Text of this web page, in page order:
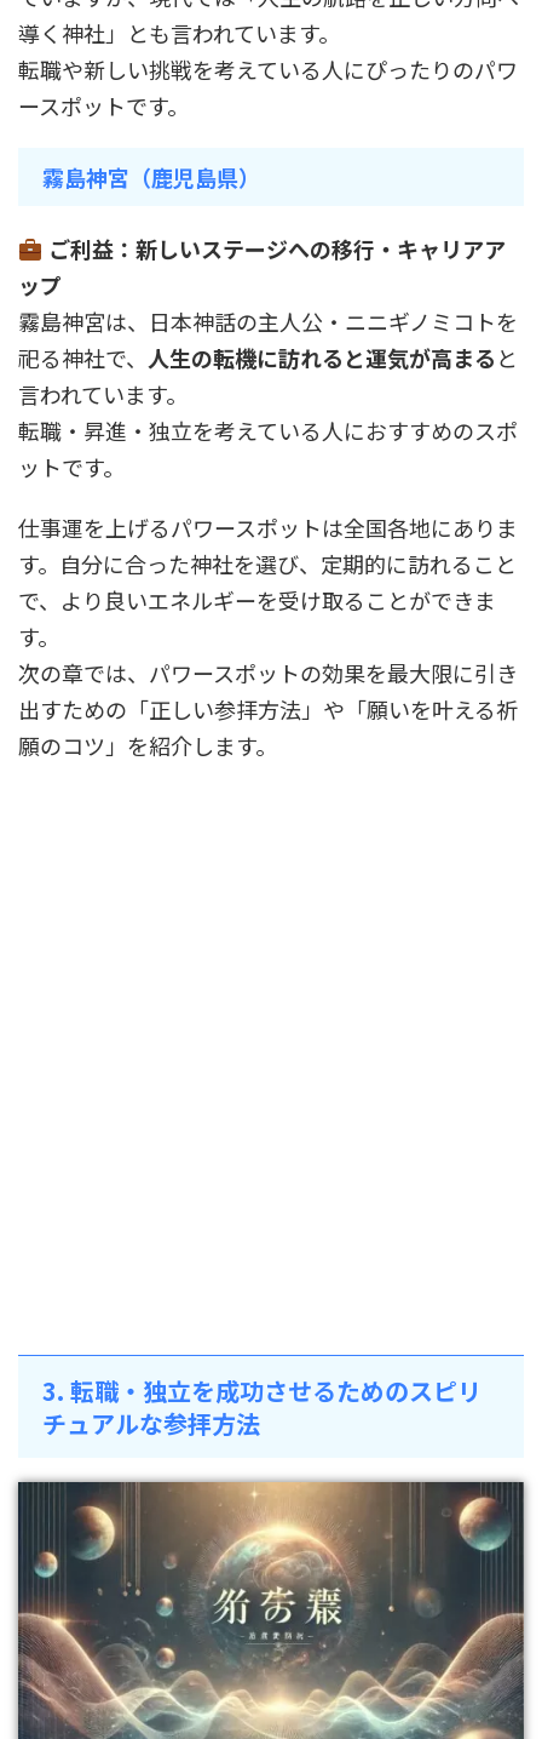
導く神社」とも言われています。
転職や新しい挑戦を考えている人にぴったりのパワ
ースポットです。
霧島神宮（鹿児島県）
ご利益：新しいステージへの移行・キャリアア
ップ
霧島神宮は、日本神話の主人公・ニニギノミコトを
祀る神社で、 人生の転機に訪れると運気が高まると
言われています。
転職・昇進・独立を考えている人におすすめのスポ
ットです。
仕事運を上げるパワースポットは全国各地にありま
す。自分に合った神社を選び、定期的に訪れること
で、より良いエネルギーを受け取ることができま
す。
次の章では、パワースポットの効果を最大限に引き
出すための「正しい参拝方法」や「願いを叶える祈
願のコツ」を紹介します。
3. 転職・独立を成功させるためのスピリ
チュアルな参拝方法